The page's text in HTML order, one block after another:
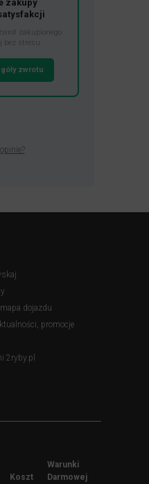
zakupy
zakupionego
bez stresu.
zwrotu
dojazdu
promocje
2ryby.pl
Koszt
Warunki
Darmowej